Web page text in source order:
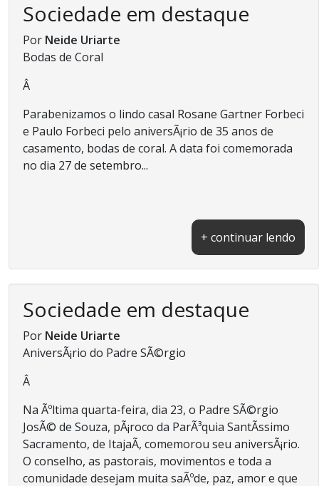
Sociedade em destaque
Por Neide Uriarte
Bodas de Coral
Â
Parabenizamos o lindo casal Rosane Gartner Forbeci
e Paulo Forbeci pelo aniversÃ¡rio de 35 anos de
casamento, bodas de coral. A data foi comemorada
no dia 27 de setembro...
+ continuar lendo
Sociedade em destaque
Por Neide Uriarte
AniversÃ¡rio do Padre SÃ©rgio
Â
Na Ãºltima quarta-feira, dia 23, o Padre SÃ©rgio
JosÃ© de Souza, pÃ¡roco da ParÃ³quia SantÃ­ssimo
Sacramento, de ItajaÃ­, comemorou seu aniversÃ¡rio.
O conselho, as pastorais, movimentos e toda a
comunidade desejam muita saÃºde, paz, amor e que